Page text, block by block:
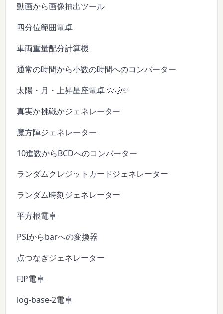
動画から画像抽出ツール
四分位範囲電卓
車両重量配分計算機
通常の時間から小数の時間へのコンバーター
太陽・月・上昇星座電卓 🌞🌙✨
真実か挑戦かジェネレーター
魔方陣ジェネレーター
10進数からBCDへのコンバーター
ランダムクレジットカードジェネレーター
ランダム時刻ジェネレーター
平方根電卓
PSIからbarへの変換器
点つなぎジェネレーター
FIP電卓
log-base-2電卓